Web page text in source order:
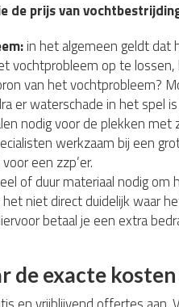
de prijs van
in het algemeen geldt dat
vochtprobleem op te
van het vochtprobleem?
er waterschade in het spel
nodig voor de plekken met
werkzaam bij een
een zzp’er.
of duur materiaal nodig
het niet direct duidelijk waar
betaal je een extra
de exacte